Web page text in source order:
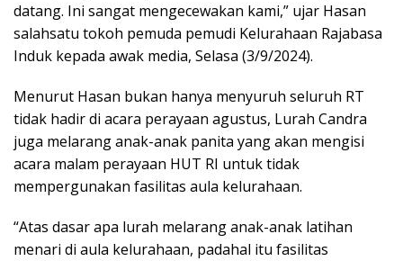
datang. Ini sangat mengecewakan kami,” ujar Hasan
salahsatu tokoh pemuda pemudi Kelurahaan Rajabasa
Induk kepada awak media, Selasa (3/9/2024).
Menurut Hasan bukan hanya menyuruh seluruh RT
tidak hadir di acara perayaan agustus, Lurah Candra
juga melarang anak-anak panita yang akan mengisi
acara malam perayaan HUT RI untuk tidak
mempergunakan fasilitas aula kelurahaan.
“Atas dasar apa lurah melarang anak-anak latihan
menari di aula kelurahaan, padahal itu fasilitas